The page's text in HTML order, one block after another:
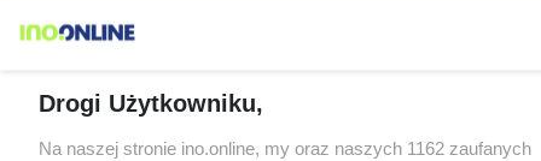
Drogi Użytkowniku,
Na naszej stronie ino.online, my oraz naszych 1162 zaufanych